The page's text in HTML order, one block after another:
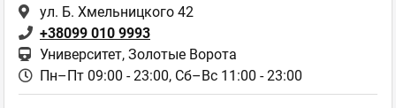
ул. Б. Хмельницкого 42
+38099 010 9993
Университет, Золотые Ворота
Пн–Пт 09:00 - 23:00, Сб–Вс 11:00 - 23:00